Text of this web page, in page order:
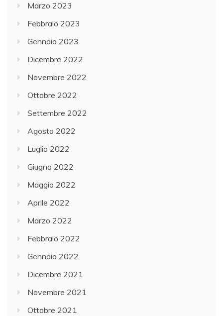
Marzo 2023
Febbraio 2023
Gennaio 2023
Dicembre 2022
Novembre 2022
Ottobre 2022
Settembre 2022
Agosto 2022
Luglio 2022
Giugno 2022
Maggio 2022
Aprile 2022
Marzo 2022
Febbraio 2022
Gennaio 2022
Dicembre 2021
Novembre 2021
Ottobre 2021